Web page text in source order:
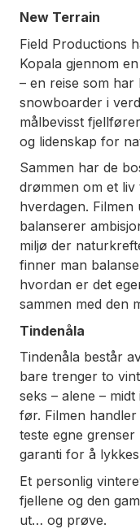
New Terrain
Field Productions
Kopala gjennom
– en reise som har
snowboarder i
målbevisst
og lidenskap for
Sammen har de
drømmen om et liv
hverdagen.
balanserer
miljø der
finner man
hvordan er det
sammen med den
Tindenåla
Tindenåla består
bare trenger to
seks – alene –
før. Filmen
teste egne
garanti for å
Et personlig
fjellene og den
ut… og prøve.